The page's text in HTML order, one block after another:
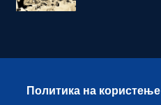
Политика на користење